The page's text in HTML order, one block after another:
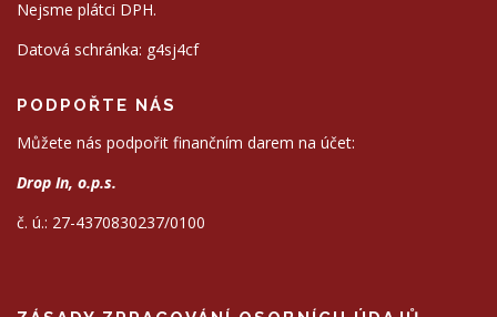
Nejsme plátci DPH.
Datová schránka: g4sj4cf
PODPOŘTE NÁS
Můžete nás podpořit finančním darem na účet:
Drop In, o.p.s.
č. ú.: 27-4370830237/0100